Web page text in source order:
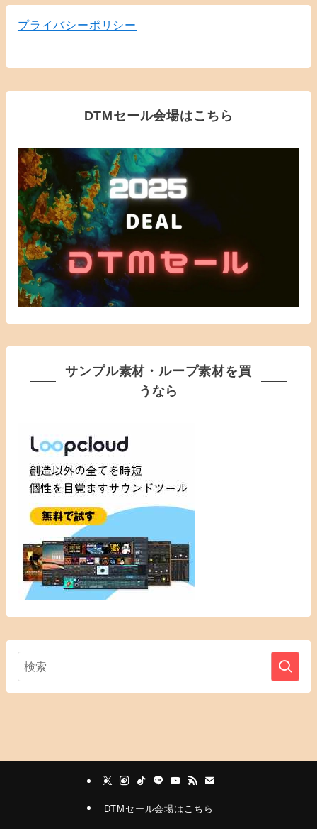
プライバシーポリシー
DTMセール会場はこちら
サンプル素材・ループ素材を買
うなら
DTMセール会場はこちら